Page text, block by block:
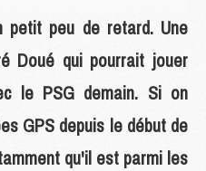
petit peu de retard. Une
Doué qui pourrait jouer
le PSG demain. Si on
GPS depuis le début de
qu'il est parmi les